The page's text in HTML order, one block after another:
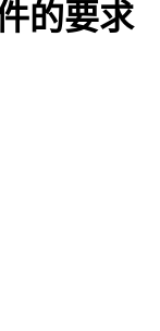
的要求